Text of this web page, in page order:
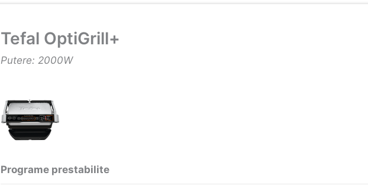
Tefal OptiGrill+
Putere: 2000W
Programe prestabilite